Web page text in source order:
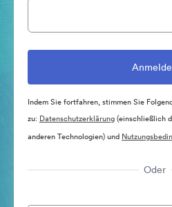
Indem Sie fortfahren, stimmen Sie
zu: Datenschutzerklärung(einschließlich
anderen Technologien) und
Oder